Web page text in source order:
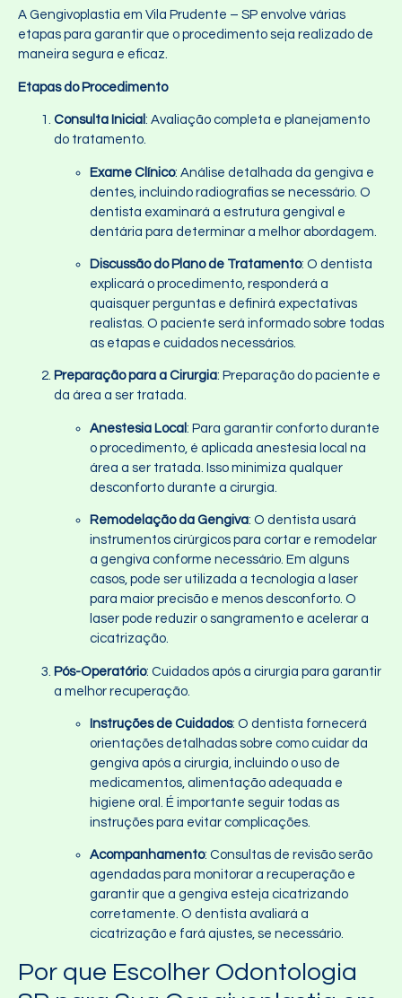
A Gengivoplastia em Vila Prudente – SP envolve várias
etapas para garantir que o procedimento seja realizado de
maneira segura e eficaz.
Etapas do Procedimento
Consulta Inicial : Avaliação completa e planejamento
do tratamento.
Exame Clínico: Análise detalhada da gengiva e
dentes, incluindo radiografias se necessário. O
dentista examinará a estrutura gengival e
dentária para determinar a melhor abordagem.
Discussão do Plano de Tratamento: O dentista
explicará o procedimento, responderá a
quaisquer perguntas e definirá expectativas
realistas. O paciente será informado sobre todas
as etapas e cuidados necessários.
Preparação para a Cirurgia: Preparação do paciente e
da área a ser tratada.
Anestesia Local : Para garantir conforto durante
o procedimento, é aplicada anestesia local na
área a ser tratada. Isso minimiza qualquer
desconforto durante a cirurgia.
Remodelação da Gengiva: O dentista usará
instrumentos cirúrgicos para cortar e remodelar
a gengiva conforme necessário. Em alguns
casos, pode ser utilizada a tecnologia a laser
para maior precisão e menos desconforto. O
laser pode reduzir o sangramento e acelerar a
cicatrização.
Pós-Operatório: Cuidados após a cirurgia para garantir
a melhor recuperação.
Instruções de Cuidados: O dentista fornecerá
orientações detalhadas sobre como cuidar da
gengiva após a cirurgia, incluindo o uso de
medicamentos, alimentação adequada e
higiene oral. É importante seguir todas as
instruções para evitar complicações.
Acompanhamento: Consultas de revisão serão
agendadas para monitorar a recuperação e
garantir que a gengiva esteja cicatrizando
corretamente. O dentista avaliará a
cicatrização e fará ajustes, se necessário.
Por que Escolher Odontologia